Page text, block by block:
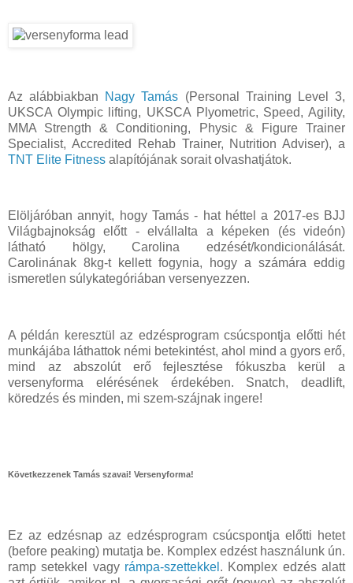
Az alábbiakban Nagy Tamás (Personal Training Level 3,
UKSCA Olympic lifting, UKSCA Plyometric, Speed, Agility,
MMA Strength & Conditioning, Physic & Figure Trainer
Specialist, Accredited Rehab Trainer, Nutrition Adviser), a
TNT Elite Fitness alapítójának sorait olvashatjátok.
Elöljáróban annyit, hogy Tamás - hat héttel a 2017-es BJJ
Világbajnokság előtt - elvállalta a képeken (és videón)
látható hölgy, Carolina edzését/kondicionálását.
Carolinának 8kg-t kellett fogynia, hogy a számára eddig
ismeretlen súlykategóriában versenyezzen.
A példán keresztül az edzésprogram csúcspontja előtti hét
munkájába láthattok némi betekintést, ahol mind a gyors erő,
mind az abszolút erő fejlesztése fókuszba kerül a
versenyforma elérésének érdekében. Snatch, deadlift,
köredzés és minden, mi szem-szájnak ingere!
Következzenek Tamás szavai! Versenyforma!
Ez az edzésnap az edzésprogram csúcspontja előtti hetet
(before peaking) mutatja be. Komplex edzést használunk ún.
ramp setekkel vagy rámpa-szettekkel . Komplex edzés alatt